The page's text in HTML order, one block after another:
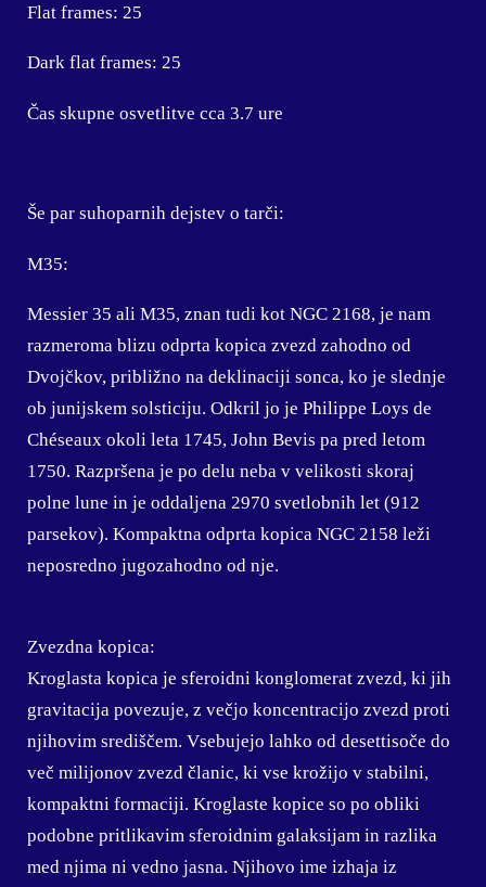
Flat frames: 25
Dark flat frames: 25
Čas skupne osvetlitve cca 3.7 ure
Še par suhoparnih dejstev o tarči:
M35:
Messier 35 ali M35, znan tudi kot NGC 2168, je nam
razmeroma blizu odprta kopica zvezd zahodno od
Dvojčkov, približno na deklinaciji sonca, ko je slednje
ob junijskem solsticiju. Odkril jo je Philippe Loys de
Chéseaux okoli leta 1745, John Bevis pa pred letom
1750. Razpršena je po delu neba v velikosti skoraj
polne lune in je oddaljena 2970 svetlobnih let (912
parsekov). Kompaktna odprta kopica NGC 2158 leži
neposredno jugozahodno od nje.
Zvezdna kopica:
Kroglasta kopica je sferoidni konglomerat zvezd, ki jih
gravitacija povezuje, z večjo koncentracijo zvezd proti
njihovim središčem. Vsebujejo lahko od desettisoče do
več milijonov zvezd članic, ki vse krožijo v stabilni,
kompaktni formaciji. Kroglaste kopice so po obliki
podobne pritlikavim sferoidnim galaksijam in razlika
med njima ni vedno jasna. Njihovo ime izhaja iz